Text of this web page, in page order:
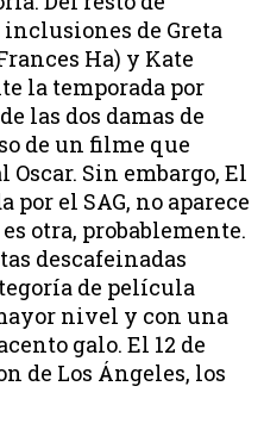
de Greta
Ha) y Kate
la temporada por
las dos damas de
de un filme que
Sin embargo, El
por el SAG, no aparece
otra, probablemente.
descafeinadas
de película
nivel y con una
galo. El 12 de
de Los Ángeles, los